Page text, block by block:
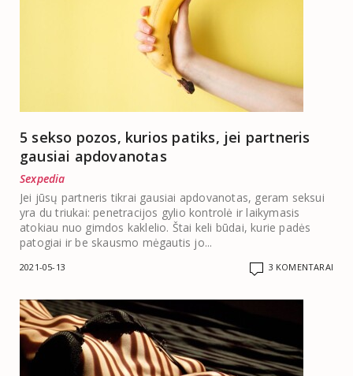
5 sekso pozos, kurios patiks, jei partneris
gausiai apdovanotas
Sexpedia
Jei jūsų partneris tikrai gausiai apdovanotas, geram seksui
yra du triukai: penetracijos gylio kontrolė ir laikymasis
atokiau nuo gimdos kaklelio. Štai keli būdai, kurie padės
patogiai ir be skausmo mėgautis jo...
2021-05-13 3 KOMENTARAI